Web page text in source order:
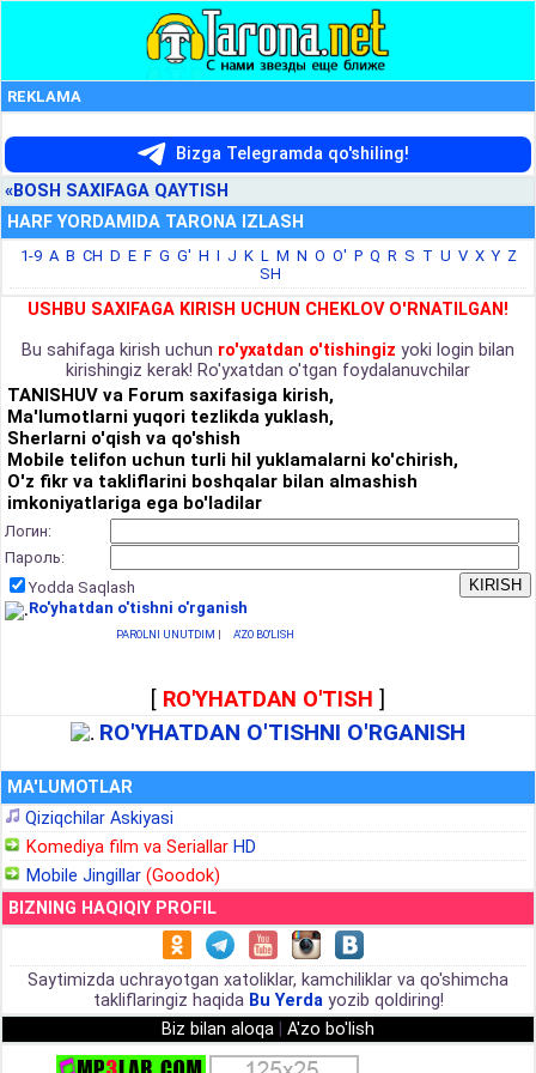
REKLAMA
Bizga Telegramda qo'shiling!
«BOSH SAXIFAGA QAYTISH
HARF YORDAMIDA TARONA IZLASH
1-9 A B CH D E F G G' H I J K L M N O O' P Q R S T U V X Y Z
SH
USHBU SAXIFAGA KIRISH UCHUN CHEKLOV O'RNATILGAN!
Bu sahifaga kirish uchun ro'yxatdan o'tishingiz yoki login bilan
kirishingiz kerak! Ro'yxatdan o'tgan foydalanuvchilar
TANISHUV va Forum saxifasiga kirish,
Ma'lumotlarni yuqori tezlikda yuklash,
Sherlarni o'qish va qo'shish
Mobile telifon uchun turli hil yuklamalarni ko'chirish,
O'z fikr va takliflarini boshqalar bilan almashish
imkoniyatlariga ega bo'ladilar
Логин:
Пароль:
Yodda Saqlash
Ro'yhatdan o'tishni o'rganish
PAROLNI UNUTDIM | A'ZO BO'LISH
[ RO'YHATDAN O'TISH ]
RO'YHATDAN O'TISHNI O'RGANISH
MA'LUMOTLAR
Qiziqchilar Askiyasi
Komediya film va Seriallar HD
Mobile Jingillar (Goodok)
BIZNING HAQIQIY PROFIL
Saytimizda uchrayotgan xatoliklar, kamchiliklar va qo'shimcha
takliflaringiz haqida Bu Yerdayozib qoldiring!
Biz bilan aloqa
A'zo bo'lish